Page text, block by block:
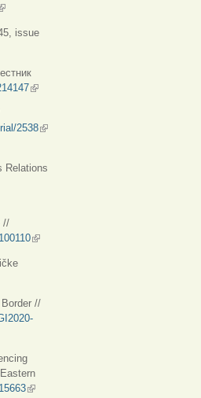
ссылка)
issue
(внешняя ссылка)
2538(внешняя ссылка)
Relations
//
(внешняя ссылка)
ссылка)
//
(внешняя ссылка)